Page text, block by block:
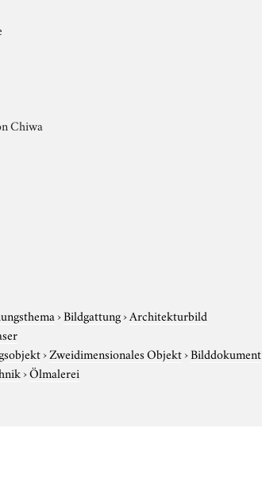
Chiwa
›Bildgattung›Architekturbild
›Zweidimensionales Objekt›Bilddokument
›Ölmalerei